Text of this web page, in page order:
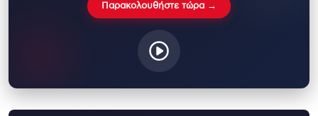
Παρακολουθήστε τώρα →